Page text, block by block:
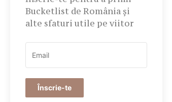
Bucketlist de România și
alte sfaturi utile pe viitor
Înscrie-te